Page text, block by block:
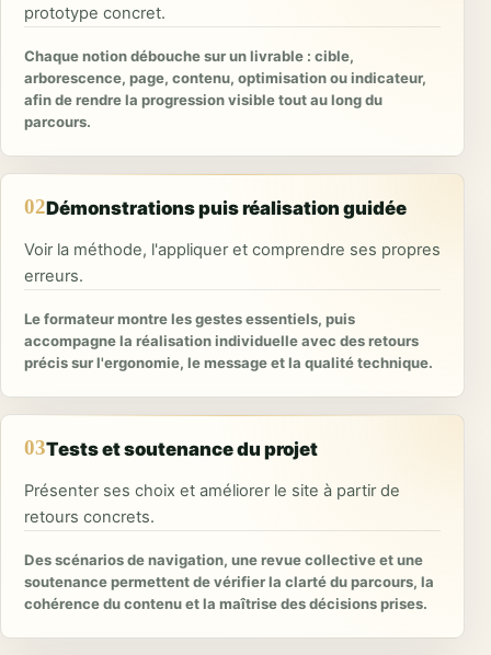
prototype concret.
Chaque notion débouche sur un livrable : cible,
arborescence, page, contenu, optimisation ou indicateur,
afin de rendre la progression visible tout au long du
parcours.
02Démonstrations puis réalisation guidée
Voir la méthode, l'appliquer et comprendre ses propres
erreurs.
Le formateur montre les gestes essentiels, puis
accompagne la réalisation individuelle avec des retours
précis sur l'ergonomie, le message et la qualité technique.
03Tests et soutenance du projet
Présenter ses choix et améliorer le site à partir de
retours concrets.
Des scénarios de navigation, une revue collective et une
soutenance permettent de vérifier la clarté du parcours, la
cohérence du contenu et la maîtrise des décisions prises.